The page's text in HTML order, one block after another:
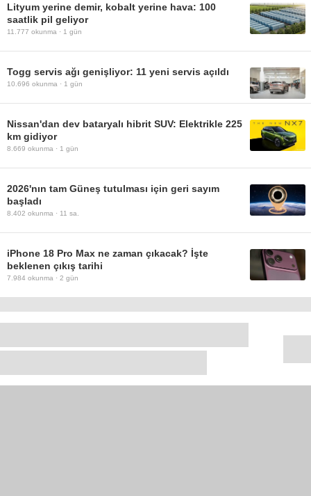
Lityum yerine demir, kobalt yerine hava: 100
saatlik pil geliyor
11.777 okunma · 1 gün
Togg servis ağı genişliyor: 11 yeni servis açıldı
10.696 okunma · 1 gün
Nissan'dan dev bataryalı hibrit SUV: Elektrikle 225
km gidiyor
8.669 okunma · 1 gün
2026'nın tam Güneş tutulması için geri sayım
başladı
8.402 okunma · 11 sa.
iPhone 18 Pro Max ne zaman çıkacak? İşte
beklenen çıkış tarihi
7.984 okunma · 2 gün